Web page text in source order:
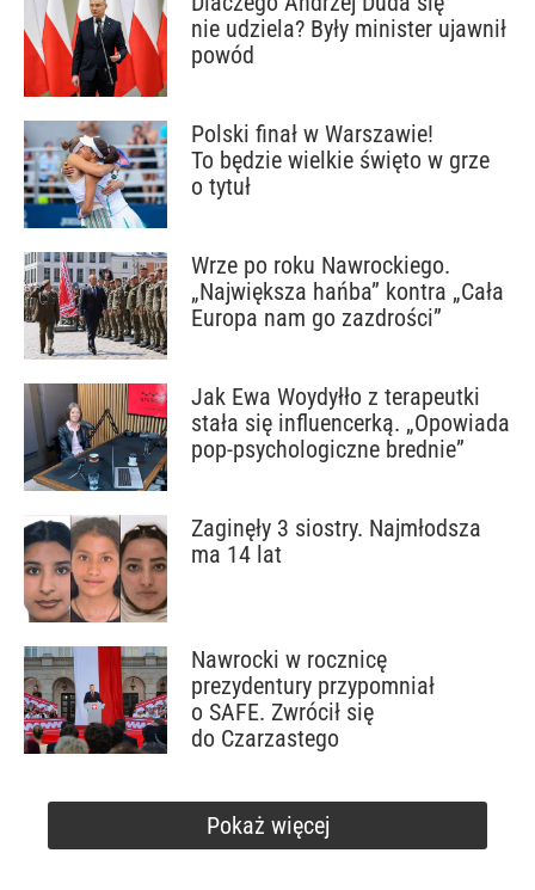
nie udziela? Były minister ujawnił
powód
Polski finał w Warszawie!
To będzie wielkie święto w grze
o tytuł
Wrze po roku Nawrockiego.
„Największa hańba” kontra „Cała
Europa nam go zazdrości”
Jak Ewa Woydyłło z terapeutki
stała się influencerką. „Opowiada
pop-psychologiczne brednie”
Zaginęły 3 siostry. Najmłodsza
ma 14 lat
Nawrocki w rocznicę
prezydentury przypomniał
o SAFE. Zwrócił się
do Czarzastego
Pokaż więcej